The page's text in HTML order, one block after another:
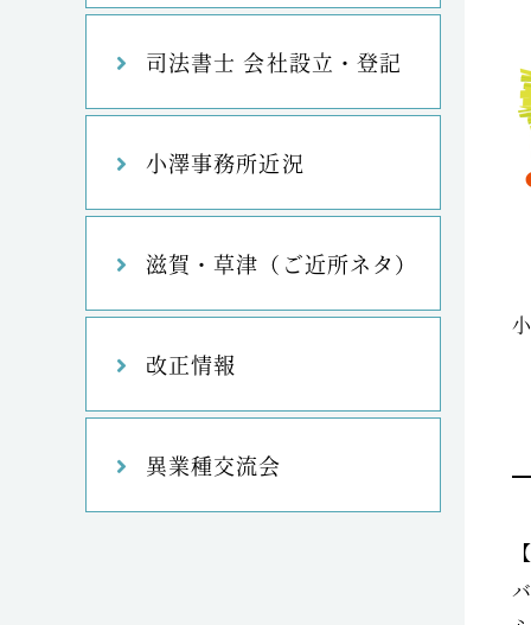
司法書士 会社設立・登記
小澤事務所近況
滋賀・草津（ご近所ネタ）
改正情報
異業種交流会